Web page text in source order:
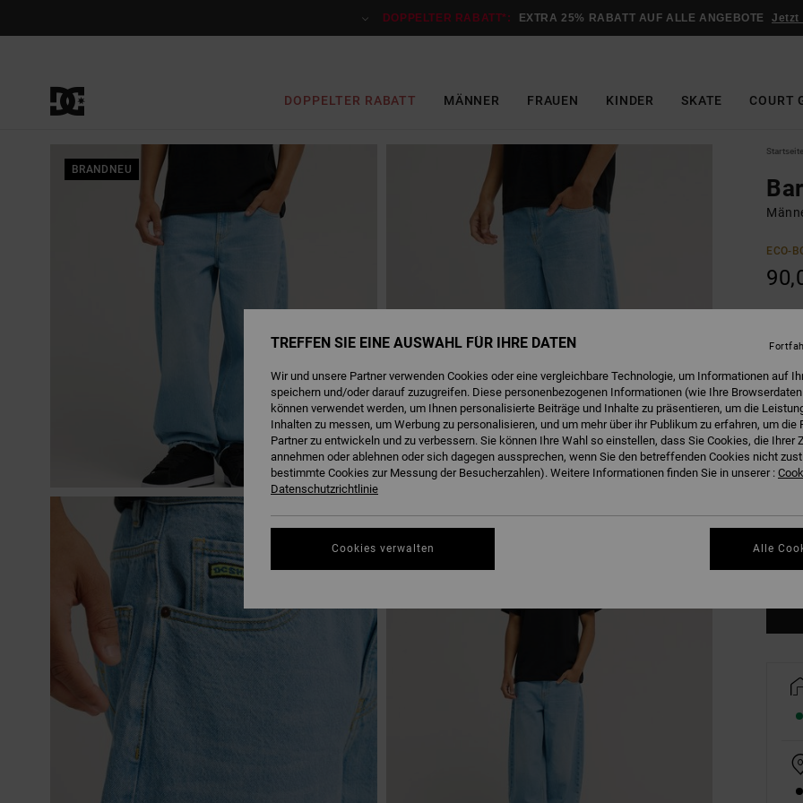
DOPPELTER RABATT*: EXTRA 25% RABATT AUF ALLE ANGEBOTE Jetzt
DOPPELTER RABATT MÄNNER FRAUEN KINDER SKATE COURT
BRANDNEU
Startseite
ECO-
28/
34/
TREFFEN SIE EINE AUSWAHL FÜR IHRE DATEN
Wir und unsere Partner verwenden Cookies oder eine vergleichbare Technologie, um Informationen auf
speichern und/oder darauf zuzugreifen. Diese personenbezogenen Informationen (wie Ihre
können verwendet werden, um Ihnen personalisierte Beiträge und Inhalte zu präsentieren, um die
Inhalten zu messen, um Werbung zu personalisieren, und um mehr über ihr Publikum zu erfahren, um die
Partner zu entwickeln und zu verbessern. Sie können Ihre Wahl so einstellen, dass Sie Cookies, die Ihrer
annehmen oder ablehnen oder sich dagegen aussprechen, wenn Sie den betreffenden Cookies nicht
bestimmte Cookies zur Messung der Besucherzahlen). Weitere Informationen finden Sie in unserer :
Datenschutzrichtlinie
Cookies verwalten Alle